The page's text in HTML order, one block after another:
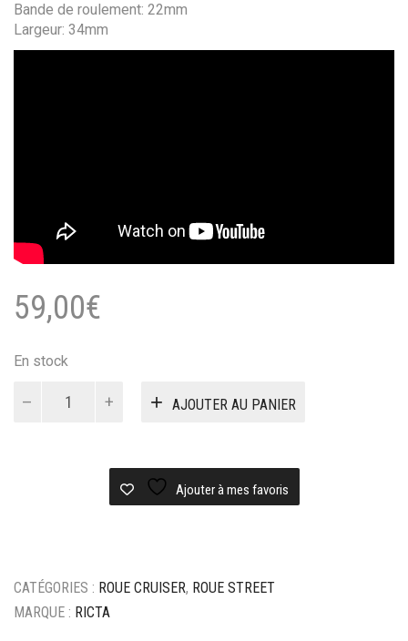
Bande de roulement: 22mm
Largeur: 34mm
59,00€
En stock
AJOUTER AU PANIER
Ajouter à mes favoris
CATÉGORIES : ROUE CRUISER, ROUE STREET
MARQUE : RICTA